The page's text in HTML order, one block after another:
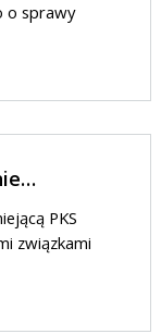
o sprawy
PKS
związkami